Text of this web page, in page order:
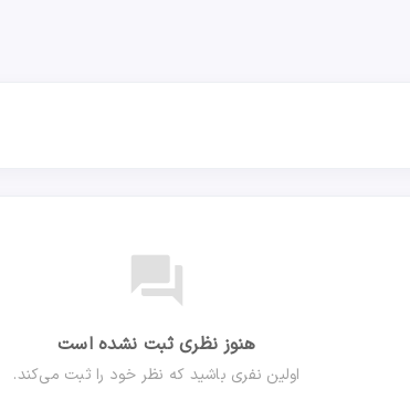
forum
هنوز نظری ثبت نشده است
اولین نفری باشید که نظر خود را ثبت می‌کند.